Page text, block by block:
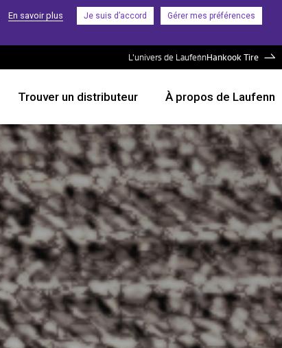
En savoir plus Je suis d’accord Gérer mes préférences
L'univers de LaufennHankook Tire
Trouver un distributeur À propos de Laufenn